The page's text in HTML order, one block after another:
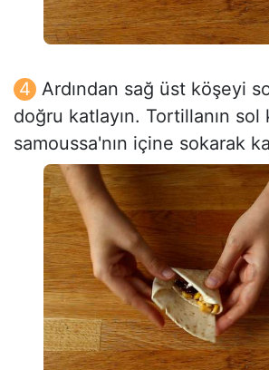
Ardından sağ üst köşeyi
doğru katlayın. Tortillanın sol
samoussa'nın içine sokarak